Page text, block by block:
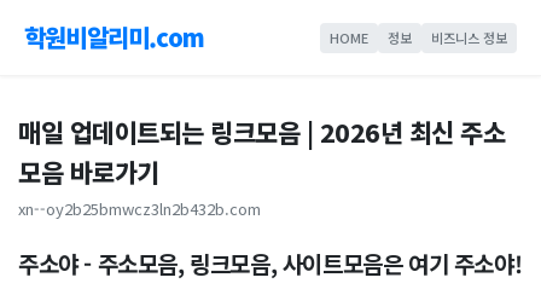
학원비알리미.com HOME 정보 비즈니스 정보
매일 업데이트되는 링크모음 | 2026년 최신 주소
모음 바로가기
xn--oy2b25bmwcz3ln2b432b.com
주소야 - 주소모음, 링크모음, 사이트모음은 여기 주소야!